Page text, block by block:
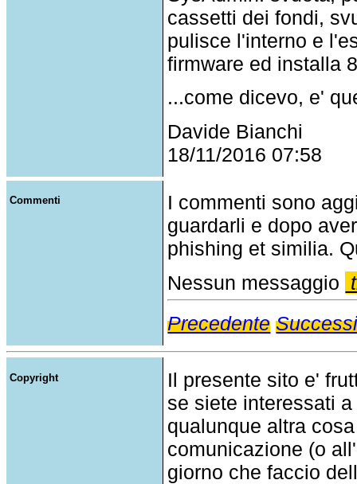
cassetti dei fondi,
pulisce l'interno e
firmware ed installa
...come dicevo, e'
Davide Bianchi
18/11/2016 07:58
Commenti
I commenti sono
guardarli e dopo
phishing et similia.
Nessun messaggio
Precedente
Copyright
Il presente sito e'
se siete interessati
qualunque altra
comunicazione (o
giorno che faccio